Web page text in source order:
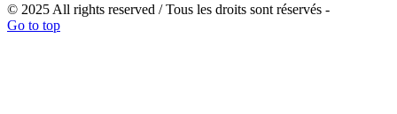
© 2025 All rights reserved / Tous les droits sont réservés -
Go to top